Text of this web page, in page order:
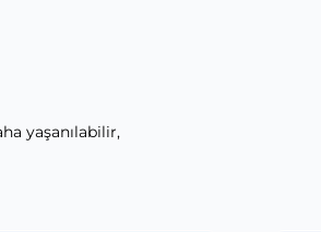
yaşanılabilir,